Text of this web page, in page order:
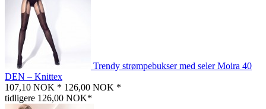
Trendy strømpebukser med seler Moira 40
DEN – Knittex
107,10 NOK * 126,00 NOK *
tidligere 126,00 NOK*